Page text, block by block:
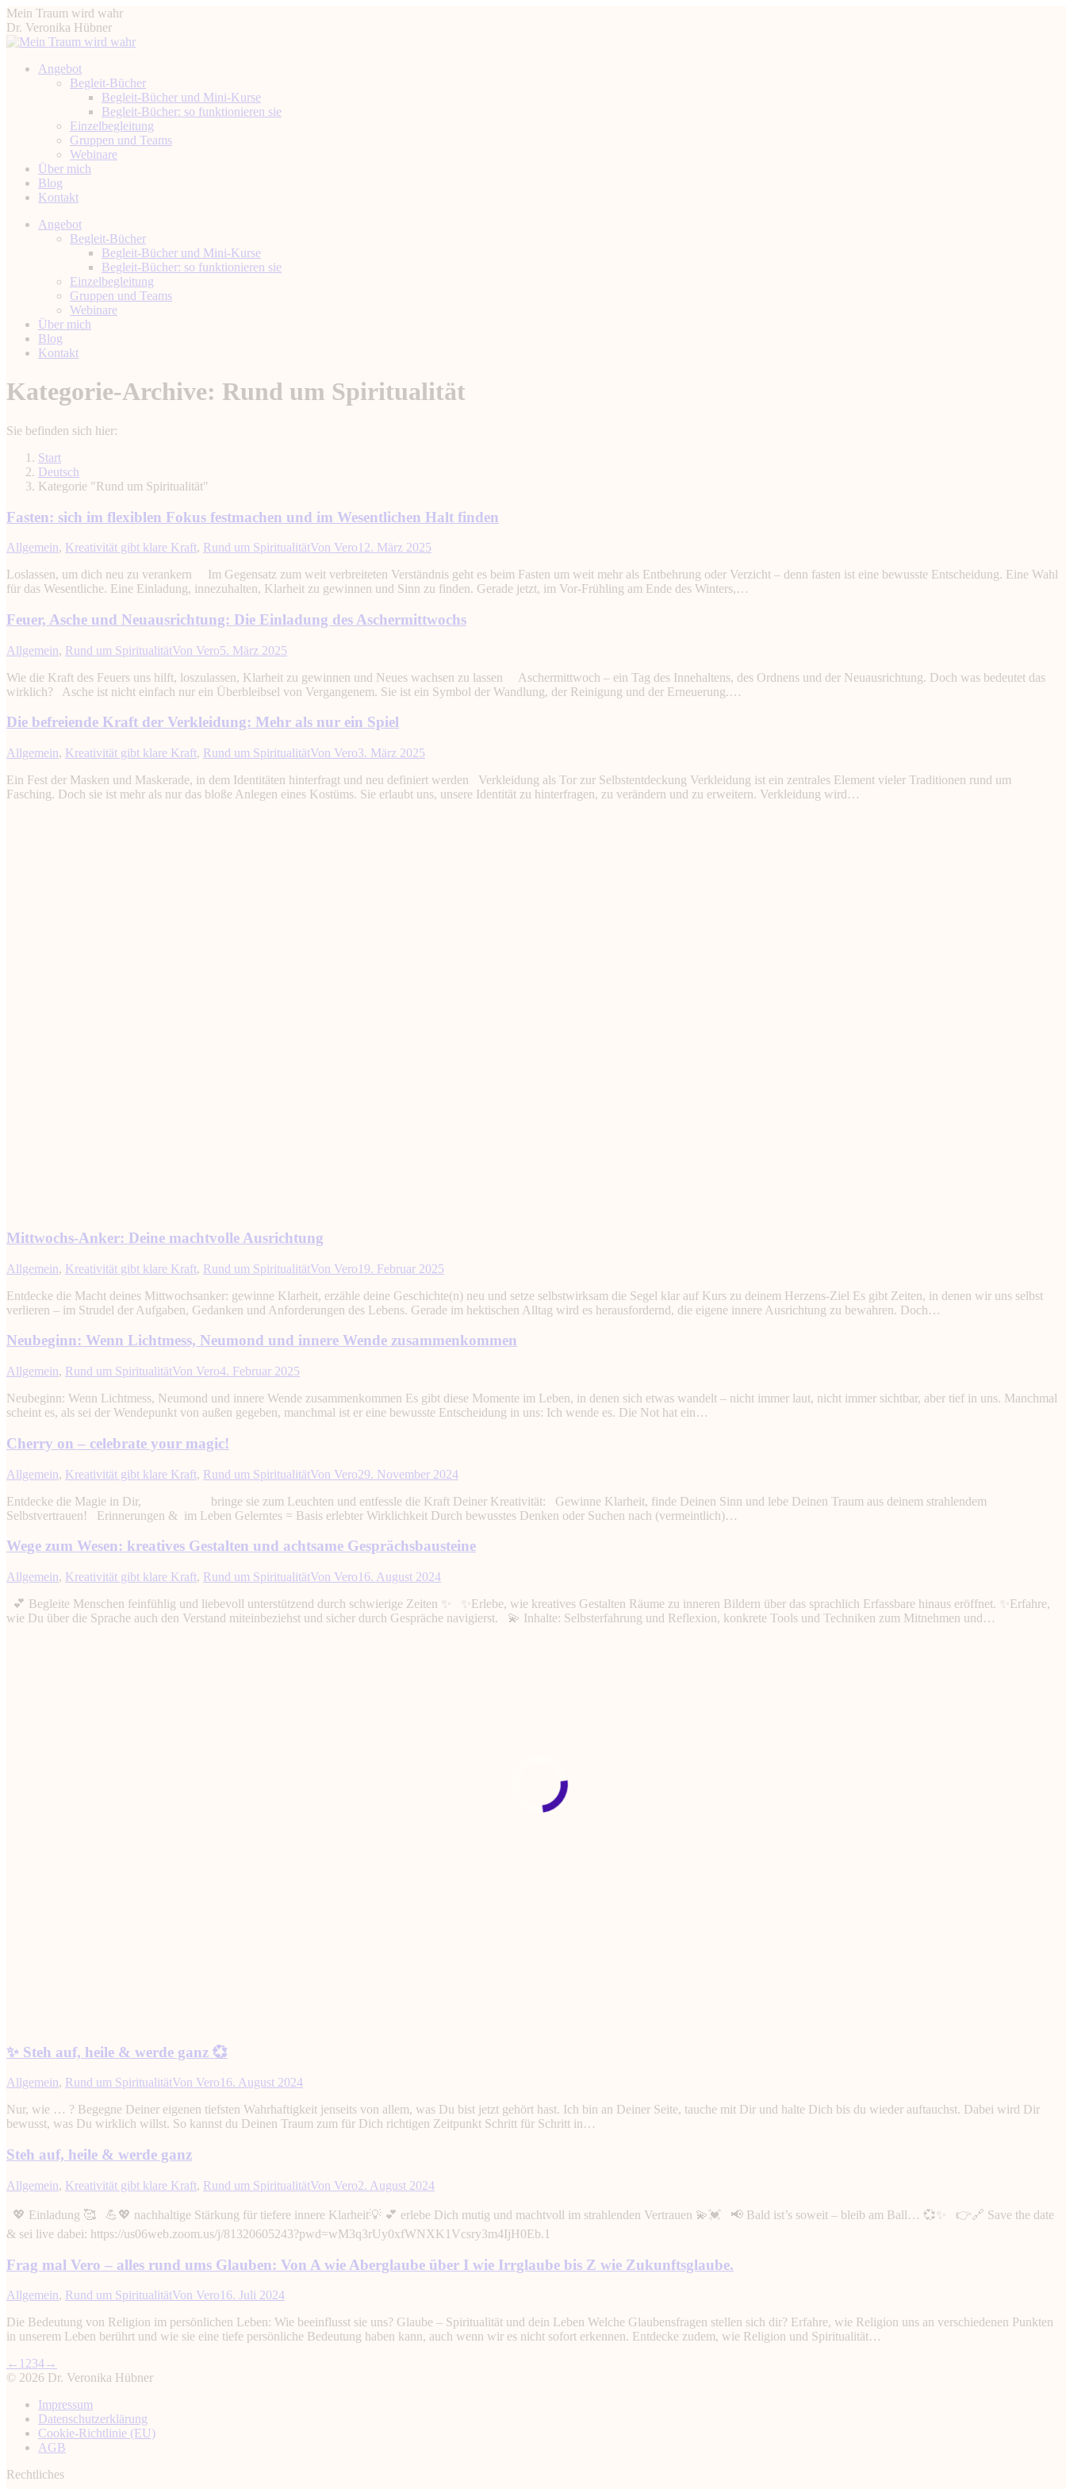
Zum
Inhalt
springen
Mein Traum wird wahr
Dr. Veronika Hübner
Angebot
Begleit-Bücher
Begleit-Bücher und Mini-Kurse
Begleit-Bücher: so funktionieren sie
Einzelbegleitung
Gruppen und Teams
Webinare
Über mich
Blog
Kontakt
Instagram
Facebook
YouTube
LinkedinAngebot
Begleit-Bücher
Begleit-Bücher und Mini-Kurse
Begleit-Bücher: so funktionieren sie
Einzelbegleitung
Gruppen und Teams
Webinare
Über mich
Blog
Kontakt
Kategorie-Archive: Rund um Spiritualität
Sie befinden sich hier:
Start
Deutsch
Kategorie "Rund um Spiritualität"
Fasten: sich im flexiblen Fokus festmachen und im Wesentlichen Halt finden
Allgemein, Kreativität gibt klare Kraft, Rund um SpiritualitätVon Vero12. März 2025
Loslassen, um dich neu zu verankern Im Gegensatz zum weit verbreiteten Verständnis geht es beim Fasten um weit mehr als Entbehrung oder Verzicht – denn fasten ist eine bewusste Entscheidung. Eine Wahl
für das Wesentliche. Eine Einladung, innezuhalten, Klarheit zu gewinnen und Sinn zu finden. Gerade jetzt, im Vor-Frühling am Ende des Winters,…
Feuer, Asche und Neuausrichtung: Die Einladung des Aschermittwochs
Allgemein, Rund um SpiritualitätVon Vero5. März 2025
Wie die Kraft des Feuers uns hilft, loszulassen, Klarheit zu gewinnen und Neues wachsen zu lassen Aschermittwoch – ein Tag des Innehaltens, des Ordnens und der Neuausrichtung. Doch was bedeutet das
wirklich? Asche ist nicht einfach nur ein Überbleibsel von Vergangenem. Sie ist ein Symbol der Wandlung, der Reinigung und der Erneuerung.…
Die befreiende Kraft der Verkleidung: Mehr als nur ein Spiel
Allgemein, Kreativität gibt klare Kraft, Rund um SpiritualitätVon Vero3. März 2025
Ein Fest der Masken und Maskerade, in dem Identitäten hinterfragt und neu definiert werden Verkleidung als Tor zur Selbstentdeckung Verkleidung ist ein zentrales Element vieler Traditionen rund um
Fasching. Doch sie ist mehr als nur das bloße Anlegen eines Kostüms. Sie erlaubt uns, unsere Identität zu hinterfragen, zu verändern und zu erweitern. Verkleidung wird…
Mittwochs-Anker: Deine machtvolle Ausrichtung
Allgemein, Kreativität gibt klare Kraft, Rund um SpiritualitätVon Vero19. Februar 2025
Entdecke die Macht deines Mittwochsanker: gewinne Klarheit, erzähle deine Geschichte(n) neu und setze selbstwirksam die Segel klar auf Kurs zu deinem Herzens-Ziel Es gibt Zeiten, in denen wir uns selbst
verlieren – im Strudel der Aufgaben, Gedanken und Anforderungen des Lebens. Gerade im hektischen Alltag wird es herausfordernd, die eigene innere Ausrichtung zu bewahren. Doch…
Neubeginn: Wenn Lichtmess, Neumond und innere Wende zusammenkommen
Allgemein, Rund um SpiritualitätVon Vero4. Februar 2025
Neubeginn: Wenn Lichtmess, Neumond und innere Wende zusammenkommen Es gibt diese Momente im Leben, in denen sich etwas wandelt – nicht immer laut, nicht immer sichtbar, aber tief in uns. Manchmal
scheint es, als sei der Wendepunkt von außen gegeben, manchmal ist er eine bewusste Entscheidung in uns: Ich wende es. Die Not hat ein…
Cherry on – celebrate your magic!
Allgemein, Kreativität gibt klare Kraft, Rund um SpiritualitätVon Vero29. November 2024
Entdecke die Magie in Dir, bringe sie zum Leuchten und entfessle die Kraft Deiner Kreativität: Gewinne Klarheit, finde Deinen Sinn und lebe Deinen Traum aus deinem strahlendem
Selbstvertrauen! Erinnerungen & im Leben Gelerntes = Basis erlebter Wirklichkeit Durch bewusstes Denken oder Suchen nach (vermeintlich)…
Wege zum Wesen: kreatives Gestalten und achtsame Gesprächsbausteine
Allgemein, Kreativität gibt klare Kraft, Rund um SpiritualitätVon Vero16. August 2024
💕 Begleite Menschen feinfühlig und liebevoll unterstützend durch schwierige Zeiten ✨ ✨Erlebe, wie kreatives Gestalten Räume zu inneren Bildern über das sprachlich Erfassbare hinaus eröffnet. ✨Erfahre,
wie Du über die Sprache auch den Verstand miteinbeziehst und sicher durch Gespräche navigierst. 💫 Inhalte: Selbsterfahrung und Reflexion, konkrete Tools und Techniken zum Mitnehmen und…
✨ Steh auf, heile & werde ganz 💞
Allgemein, Rund um SpiritualitätVon Vero16. August 2024
Nur, wie … ? Begegne Deiner eigenen tiefsten Wahrhaftigkeit jenseits von allem, was Du bist jetzt gehört hast. Ich bin an Deiner Seite, tauche mit Dir und halte Dich bis du wieder auftauchst. Dabei wird Dir
bewusst, was Du wirklich willst. So kannst du Deinen Traum zum für Dich richtigen Zeitpunkt Schritt für Schritt in…
Steh auf, heile & werde ganz
Allgemein, Kreativität gibt klare Kraft, Rund um SpiritualitätVon Vero2. August 2024
💖 Einladung 🥰 💪💖 nachhaltige Stärkung für tiefere innere Klarheit💡 💕 erlebe Dich mutig und machtvoll im strahlenden Vertrauen 💫💓 📢 Bald ist’s soweit – bleib am Ball… 💞✨ 👉🔗 Save the date
& sei live dabei: https://us06web.zoom.us/j/81320605243?pwd=wM3q3rUy0xfWNXK1Vcsry3m4IjH0Eb.1
Frag mal Vero – alles rund ums Glauben: Von A wie Aberglaube über I wie Irrglaube bis Z wie Zukunftsglaube.
Allgemein, Rund um SpiritualitätVon Vero16. Juli 2024
Die Bedeutung von Religion im persönlichen Leben: Wie beeinflusst sie uns? Glaube – Spiritualität und dein Leben Welche Glaubensfragen stellen sich dir? Erfahre, wie Religion uns an verschiedenen Punkten
in unserem Leben berührt und wie sie eine tiefe persönliche Bedeutung haben kann, auch wenn wir es nicht sofort erkennen. Entdecke zudem, wie Religion und Spiritualität…
← 1 234→
© 2026 Dr. Veronika Hübner
Impressum
Datenschutz­erklärung
Cookie-Richtlinie (EU)
AGB
Rechtliches